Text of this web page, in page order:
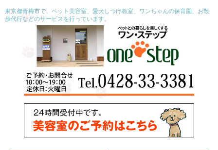
東京都青梅市で、ペット美容室、愛犬しつけ教室、ワンちゃんの保育園、お散
歩代行などのサービスを行っています。